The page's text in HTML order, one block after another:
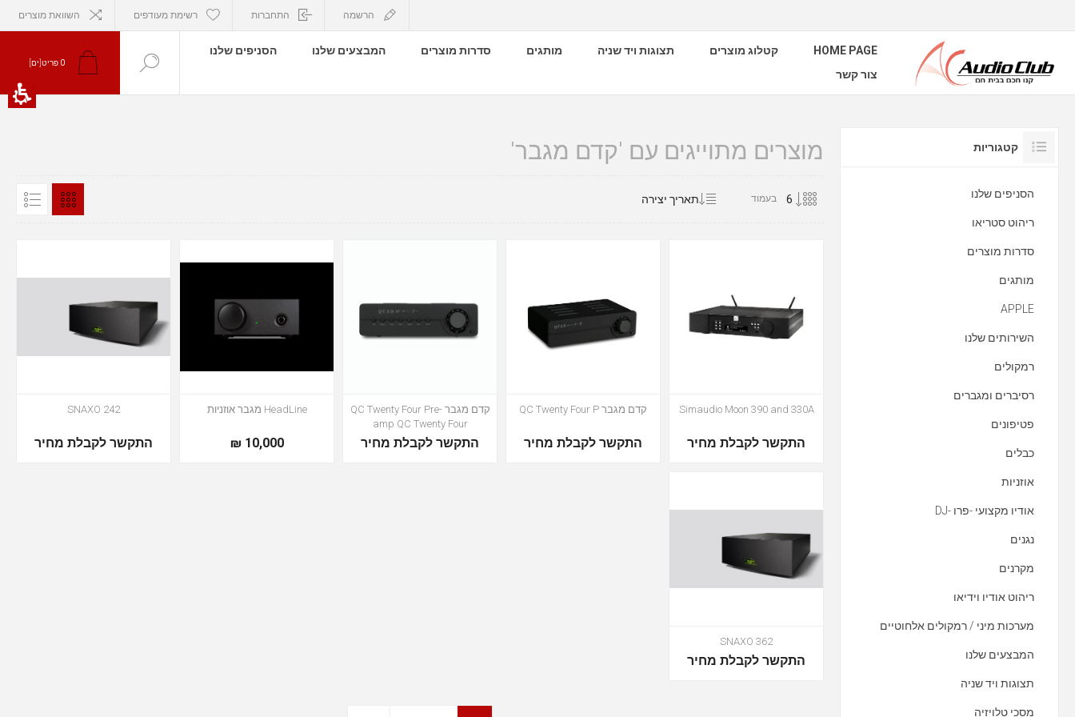
הרשמה התחברות רשימת מעודפים השוואת מוצרים
HOME PAGE קטלוג מוצרים תצוגות ויד שניה מותגים סדרות מוצרים המבצעים שלנו
הסניפים שלנו
צור קשר
0 פריט[ים]
מוצרים מתוייגים עם 'קדם מגבר'
בעמוד
Simaudio Moon 390 and 330A
התקשר לקבלת מחיר
קדם מגבר QC Twenty Four P
התקשר לקבלת מחיר
קדם מגבר QC Twenty Four Pre-
amp QC Twenty Four
התקשר לקבלת מחיר
HeadLine מגבר אוזניות
10,000 ₪
SNAXO 242
התקשר לקבלת מחיר
SNAXO 362
התקשר לקבלת מחיר
קטגוריות
הסניפים שלנו
ריהוט סטריאו
סדרות מוצרים
מותגים
APPLE
השירותים שלנו
רמקולים
רסיברים ומגברים
פטיפונים
כבלים
אוזניות
אודיו מקצועי -פרו -DJ
נגנים
מקרנים
ריהוט אודיו וידיאו
מערכות מיני / רמקולים אלחוטיים
המבצעים שלנו
תצוגות ויד שניה
מסכי טלויזיה